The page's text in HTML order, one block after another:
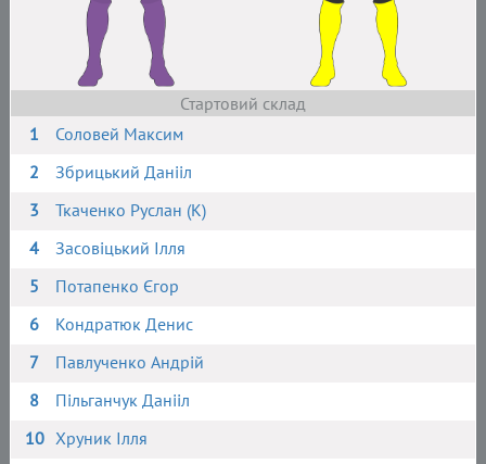
Стартовий склад
1
Соловей Максим
2
Збрицький Данііл
3
Ткаченко Руслан (К)
4
Засовіцький Ілля
5
Потапенко Єгор
6
Кондратюк Денис
7
Павлученко Андрій
8
Пільганчук Данііл
10 Хруник Ілля